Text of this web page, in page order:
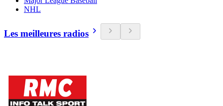
NHL
Les meilleures radios